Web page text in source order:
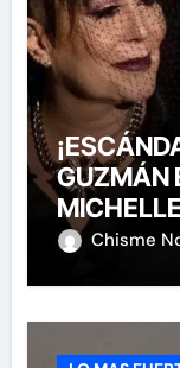
GUZMÁN
Chisme